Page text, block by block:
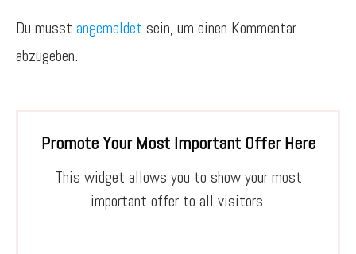
Du musst angemeldet sein, um einen Kommentar
abzugeben.
Promote Your Most Important Offer Here
This widget allows you to show your most
important offer to all visitors.